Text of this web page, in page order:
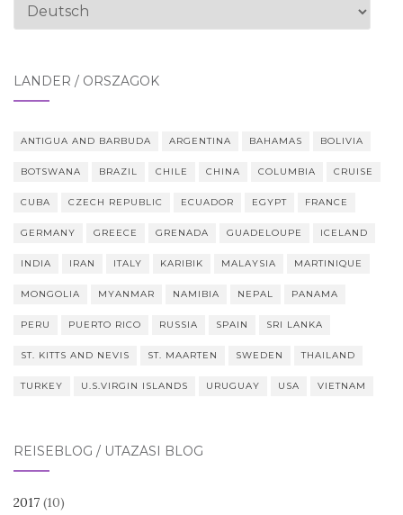
Sprache
LÄNDER / ORSZÁGOK
ANTIGUA AND BARBUDA ARGENTINA BAHAMAS BOLIVIA
BOTSWANA BRAZIL CHILE CHINA COLUMBIA CRUISE
CUBA CZECH REPUBLIC ECUADOR EGYPT FRANCE
GERMANY GREECE GRENADA GUADELOUPE ICELAND
INDIA IRAN ITALY KARIBIK MALAYSIA MARTINIQUE
MONGOLIA MYANMAR NAMIBIA NEPAL PANAMA
PERU PUERTO RICO RUSSIA SPAIN SRI LANKA
ST. KITTS AND NEVIS ST. MAARTEN SWEDEN THAILAND
TURKEY U.S.VIRGIN ISLANDS URUGUAY USA VIETNAM
REISEBLOG / UTAZÁSI BLOG
2017 (10)